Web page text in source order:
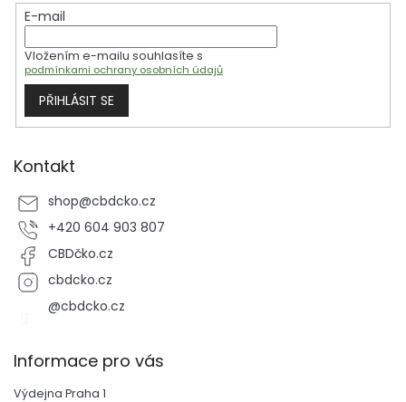
E-mail
Vložením e-mailu souhlasíte s
podmínkami ochrany osobních údajů
PŘIHLÁSIT SE
Kontakt
shop@cbdcko.cz
+420 604 903 807
CBDčko.cz
cbdcko.cz
@cbdcko.cz
Informace pro vás
Výdejna Praha 1